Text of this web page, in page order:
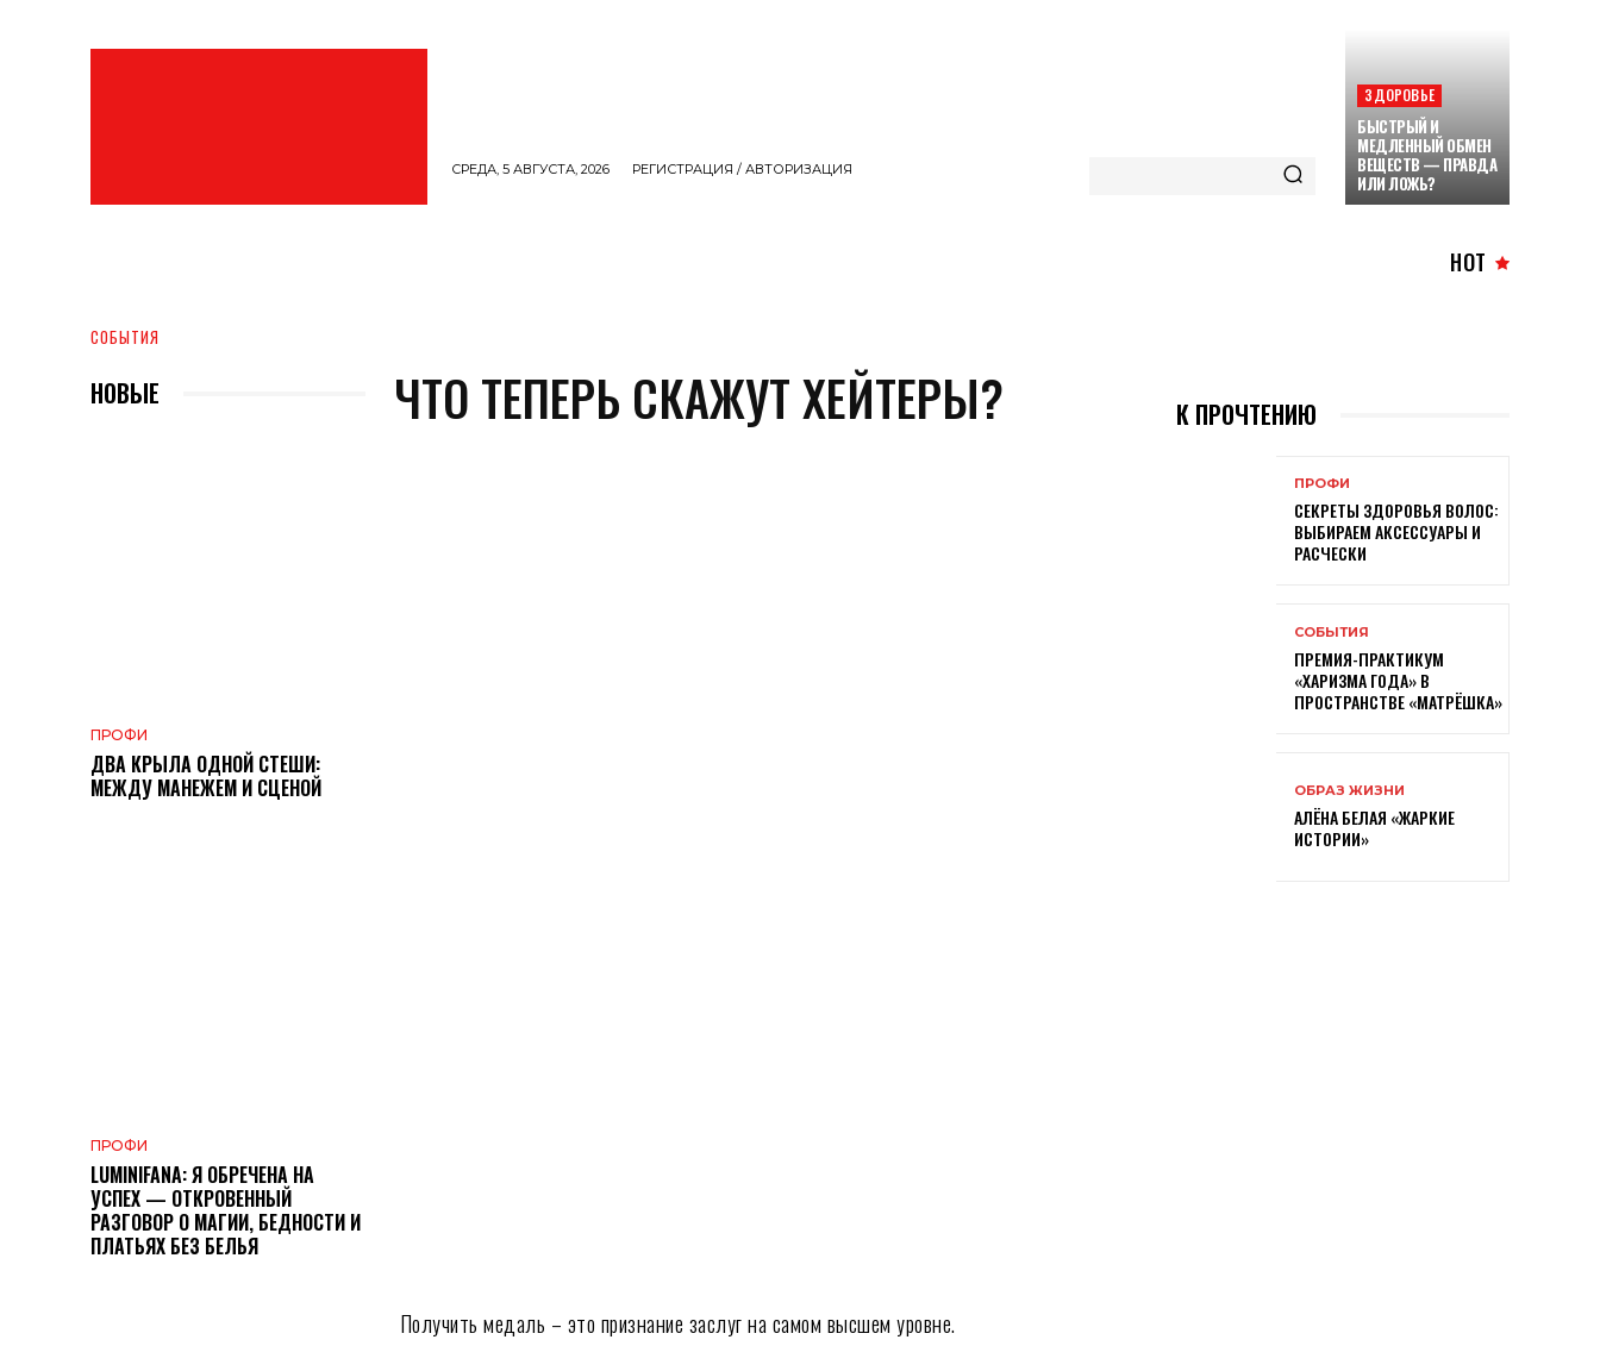
СРЕДА, 5 АВГУСТА, 2026 РЕГИСТРАЦИЯ / АВТОРИЗАЦИЯ
ЗДОРОВЬЕ
БЫСТРЫЙ И
МЕДЛЕННЫЙ ОБМЕН
ВЕЩЕСТВ — ПРАВДА
ИЛИ ЛОЖЬ?
HOT
СОБЫТИЯ
НОВЫЕ
ПРОФИ
ДВА КРЫЛА ОДНОЙ СТЕШИ:
МЕЖДУ МАНЕЖЕМ И СЦЕНОЙ
ПРОФИ
LUMINIFANA: Я ОБРЕЧЕНА НА
УСПЕХ — ОТКРОВЕННЫЙ
РАЗГОВОР О МАГИИ, БЕДНОСТИ И
ПЛАТЬЯХ БЕЗ БЕЛЬЯ
ЧТО ТЕПЕРЬ СКАЖУТ ХЕЙТЕРЫ?
Получить медаль – это признание заслуг на самом высшем уровне.
К ПРОЧТЕНИЮ
ПРОФИ
СЕКРЕТЫ ЗДОРОВЬЯ ВОЛОС:
ВЫБИРАЕМ АКСЕССУАРЫ И
РАСЧЕСКИ
СОБЫТИЯ
ПРЕМИЯ-ПРАКТИКУМ
«ХАРИЗМА ГОДА» В
ПРОСТРАНСТВЕ «МАТРЁШКА»
ОБРАЗ ЖИЗНИ
АЛЁНА БЕЛАЯ «ЖАРКИЕ
ИСТОРИИ»